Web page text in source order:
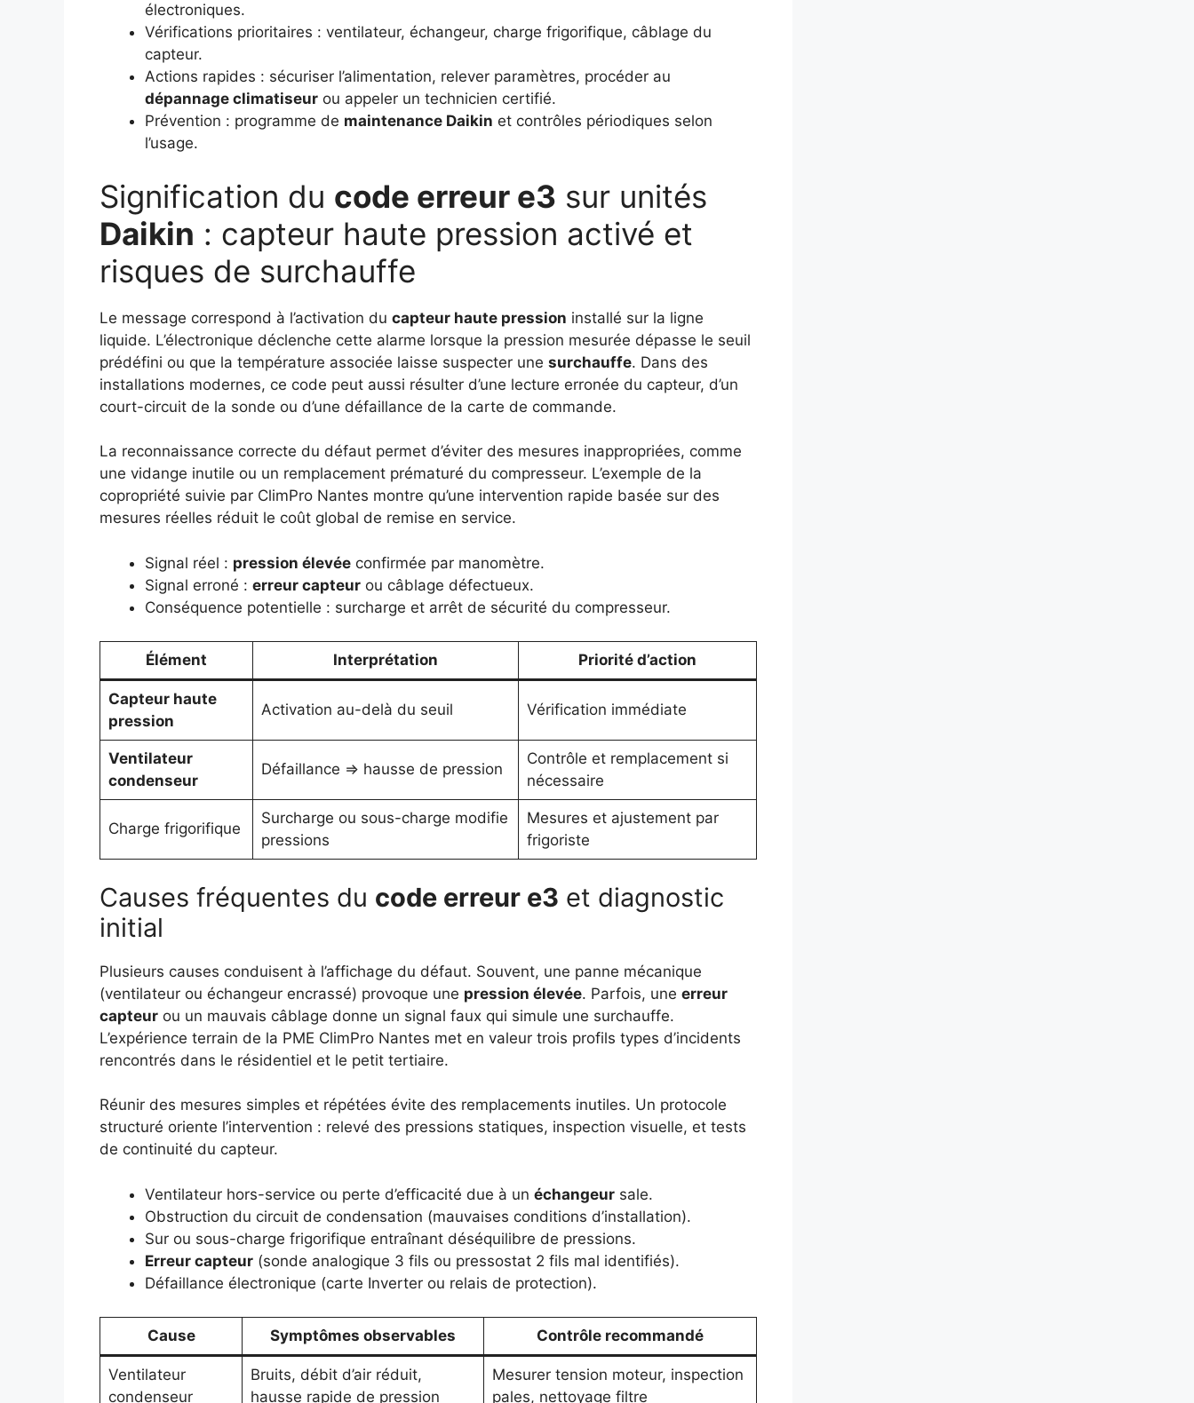
électroniques.
Vérifications prioritaires : ventilateur, échangeur, charge frigorifique, câblage du
capteur.
Actions rapides : sécuriser l’alimentation, relever paramètres, procéder au
dépannage climatiseur ou appeler un technicien certifié.
Prévention : programme de maintenance Daikin et contrôles périodiques selon
l’usage.
Signification du code erreur e3 sur unités
Daikin : capteur haute pression activé et
risques de surchauffe
Le message correspond à l’activation du capteur haute pression installé sur la ligne
liquide. L’électronique déclenche cette alarme lorsque la pression mesurée dépasse le seuil
prédéfini ou que la température associée laisse suspecter une surchauffe. Dans des
installations modernes, ce code peut aussi résulter d’une lecture erronée du capteur, d’un
court-circuit de la sonde ou d’une défaillance de la carte de commande.
La reconnaissance correcte du défaut permet d’éviter des mesures inappropriées, comme
une vidange inutile ou un remplacement prématuré du compresseur. L’exemple de la
copropriété suivie par ClimPro Nantes montre qu’une intervention rapide basée sur des
mesures réelles réduit le coût global de remise en service.
Signal réel : pression élevée confirmée par manomètre.
Signal erroné : erreur capteur ou câblage défectueux.
Conséquence potentielle : surcharge et arrêt de sécurité du compresseur.
Élément Interprétation Priorité d’action
Capteur haute
pression
Activation au-delà du seuil Vérification immédiate
Ventilateur
condenseur
Défaillance => hausse de pression
Contrôle et remplacement si
nécessaire
Charge frigorifique
Surcharge ou sous-charge modifie
pressions
Mesures et ajustement par
frigoriste
Causes fréquentes du code erreur e3 et diagnostic
initial
Plusieurs causes conduisent à l’affichage du défaut. Souvent, une panne mécanique
(ventilateur ou échangeur encrassé) provoque une pression élevée. Parfois, une erreur
capteur ou un mauvais câblage donne un signal faux qui simule une surchauffe.
L’expérience terrain de la PME ClimPro Nantes met en valeur trois profils types d’incidents
rencontrés dans le résidentiel et le petit tertiaire.
Réunir des mesures simples et répétées évite des remplacements inutiles. Un protocole
structuré oriente l’intervention : relevé des pressions statiques, inspection visuelle, et tests
de continuité du capteur.
Ventilateur hors-service ou perte d’efficacité due à un échangeur sale.
Obstruction du circuit de condensation (mauvaises conditions d’installation).
Sur ou sous-charge frigorifique entraînant déséquilibre de pressions.
Erreur capteur (sonde analogique 3 fils ou pressostat 2 fils mal identifiés).
Défaillance électronique (carte Inverter ou relais de protection).
Cause Symptômes observables Contrôle recommandé
Ventilateur
condenseur
Bruits, débit d’air réduit,
hausse rapide de pression
Mesurer tension moteur, inspection
pales, nettoyage filtre